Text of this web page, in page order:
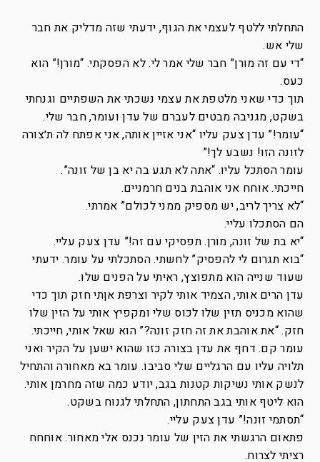
התחלתי ללטף לעצמי את הגוף, ידעתי שזה מדליק את חבר
שלי אש.
“די עם זה מורן” חבר שלי אמר לי. לא הפסקתי. “מורן!” הוא
כעס.
תוך כדי שאני מלטפת את עצמי נשכתי את השפתיים וגנחתי
בשקט, מגניבה מבטים לעברם של עדן ועומר, חבר שלי.
“עומר!” עדן צעק עליו “אני אזיין אותה, אני אפתח לה ת׳צורה
לזונה הזו! נשבע לך!”
עומר הסתכל עליו. “אתה לא תגע בה יא בן של זונה”.
חייכתי. אוחח אני אוהבת בנים חרמניים.
“לא צריך לריב, יש מספיק ממני לכולם” אמרתי.
הם הסתכלו עליי.
“יא בת של זונה, מורן. תפסיקי עם זה!” עדן צעק עליי.
“בוא תגרום לי להפסיק” לחשתי. הסתכלתי על עומר. ידעתי
שעוד שנייה הוא מתפוצץ, ראיתי על הפנים שלו.
עדן הרים אותי, הצמיד אותי לקיר וצרפת אןתי חזק תוך כדי
שהוא מכניס תזין שלו לכוס שלי ומקפיץ אותי על הזין שלו
חזק. “את אוהבת את זה חזק זונה?” הוא שאל אותי, חייכתי.
עומר קם. דחף את עדן בצורה כזו שהוא ישען על הקיר ואני
תלויה עליו עם הרגליים שלי סביבו. עומר בא מאחורה והתחיל
לנשק אותי נשיקות קטנות בגב, יודע כמה שזה מחרמן אותי.
הוא ליטף אותי בגב התחתון, התחלתי לגנוח בשקט.
“תסתמי זונה!” עדן צעק עליי.
פתאום הרגשתי את הזין של עומר נכנס אלי מאחור. אוחחח
רציתי לצרוח.